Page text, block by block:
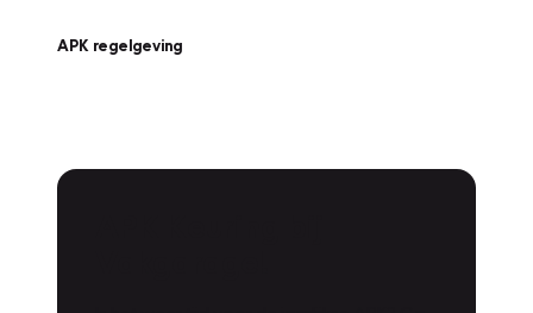
APK regelgeving